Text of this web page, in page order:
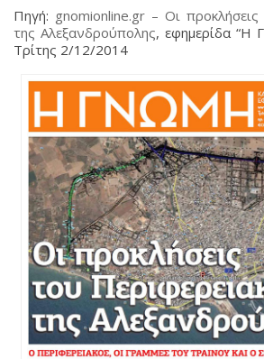
Πηγή: gnomionline.gr – Οι
της Αλεξανδρούπολης, εφημερίδα “Η
Τρίτης 2/12/2014